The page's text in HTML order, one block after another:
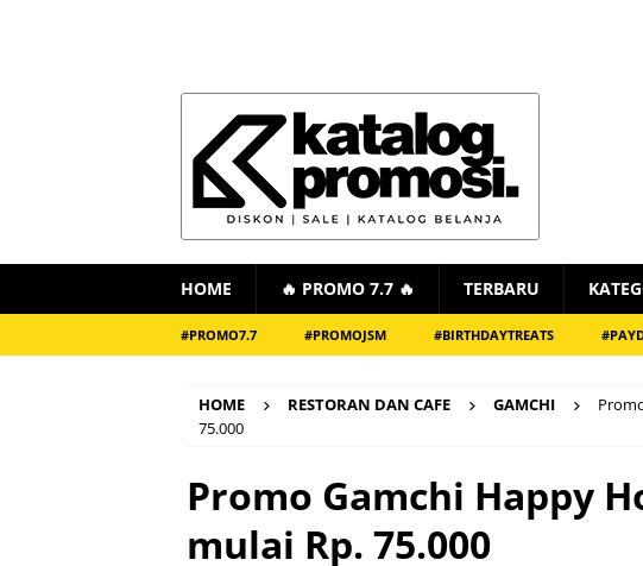
HOME 🔥 PROMO 7.7 🔥 TERBARU
#PROMO7.7 #PROMOJSM #BIRTHDAYTREATS
HOME RESTORAN DAN CAFE GAMCHI
75.000
Promo Gamchi Happy
mulai Rp. 75.000